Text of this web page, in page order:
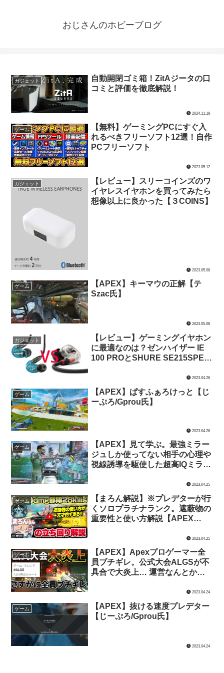
おじさんのホビーブログ
ガジェット
自動開閉ゴミ箱！ZitAジータの口
コミと評価を徹底解説！
2024.11.19
ゲーム
【無料】ゲーミングPCにすぐ入
れるべきフリーソフト12選！自作
PCフリーソフト
2023.05.12
ガジェット
【レビュー】スリーコインズのワ
イヤレスイヤホンを買ってみたら
想像以上に良かった【３COINS】
2023.05.08
ゲーム
【APEX】キーマウの正解【テ
Szac氏】
2023.05.08
ガジェット
【レビュー】ゲーミングイヤホン
に最適なのは？ゼンハイザー IE
100 PROとSHURE SE215SPE-A
みた【ゲーミングイヤホン】2023.04.26
ゲーム
【APEX】ぱすふぁろけっと【じ
ーぷろ/Gprou氏】
2023.04.26
ゲーム
【APEX】見て学ぶ。最強ミラー
ジュしか使ってない相手の心理や
視線誘導を駆使した超高IQミラー
2023.04.25
ゲーム
【まろん解説】※プレデターが行
くソロプラチナランク。遮蔽物の
重要性と使い方解説【APEX
2023.04.25
ゲーム
【APEX】Apexプロゲーマー全
員ブチギレ。公式大会ALGSが不
具合で大炎上… 運営なんとかし
2023.04.24
ゲーム
【APEX】抜ける速度プレデター
【じーぷろ/Gprou氏】
2023.04.24